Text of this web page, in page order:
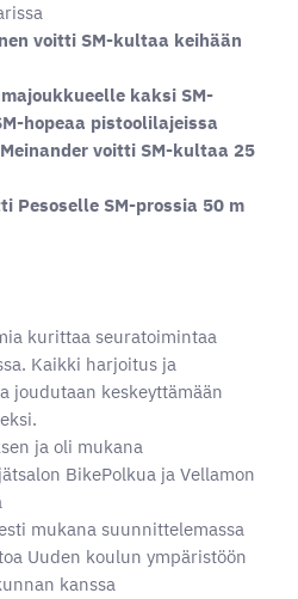
voitti SM-kultaa keihään
kaksi SM-
hopeaa pistoolilajeissa
voitti SM-kultaa 25
Pesoselle SM-prossia 50 m
kurittaa seuratoimintaa
Kaikki harjoitus ja
joudutaan keskeyttämään
ja oli mukana
BikePolkua ja Vellamon
mukana suunnittelemassa
Uuden koulun ympäristöön
kanssa